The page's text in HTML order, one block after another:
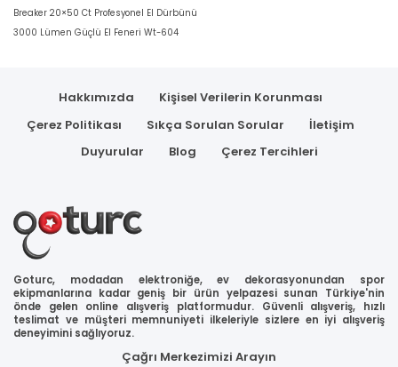
Breaker 20×50 Ct Profesyonel El Dürbünü
3000 Lümen Güçlü El Feneri Wt-604
Hakkımızda
Kişisel Verilerin Korunması
Çerez Politikası
Sıkça Sorulan Sorular
İletişim
Duyurular
Blog Çerez Tercihleri
Goturc, modadan elektroniğe, ev dekorasyonundan spor
ekipmanlarına kadar geniş bir ürün yelpazesi sunan Türkiye'nin
önde gelen online alışveriş platformudur. Güvenli alışveriş, hızlı
teslimat ve müşteri memnuniyeti ilkeleriyle sizlere en iyi alışveriş
deneyimini sağlıyoruz.
Çağrı Merkezimizi Arayın